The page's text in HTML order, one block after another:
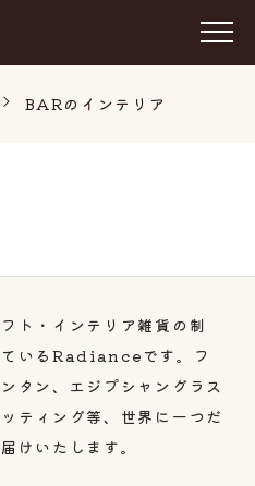
BARのインテリア
ト・インテリア雑貨の制
ているRadianceです。フ
タン、エジプシャングラス
ティング等、世界に一つだ
けいたします。